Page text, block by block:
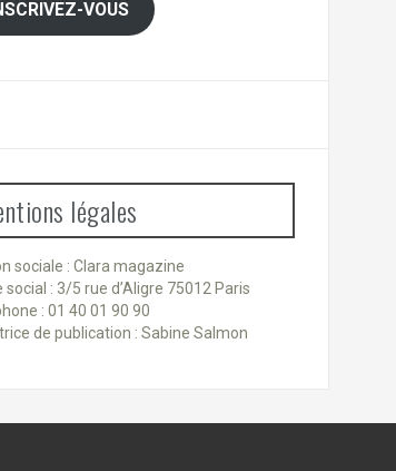
VOUS
légales
sociale : Clara magazine
social : 3/5 rue d’Aligre 75012 Paris
: 01 40 01 90 90
de publication : Sabine Salmon